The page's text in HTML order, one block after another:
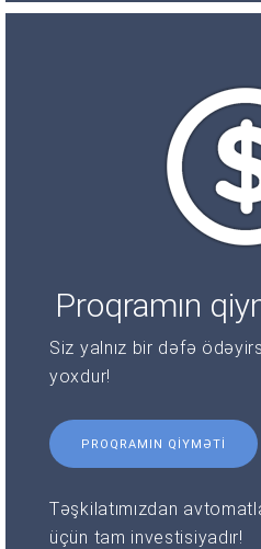
Proqramın
Siz yalnız bir dəfə
yoxdur!
PROQRAMIN QIYMƏTI
Təşkilatımızdan
üçün tam investisiyadır!